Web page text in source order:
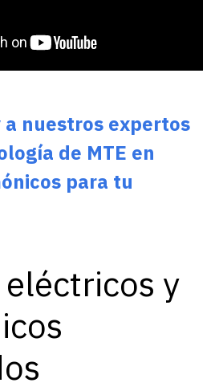
nuestros expertos
de MTE en
para tu
y